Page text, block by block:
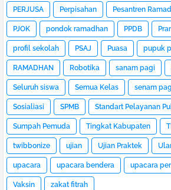
PERJUSA Perpisahan Pesantren
PJOK pondok ramadhan PPDB
profil sekolah PSAJ Puasa pupuk
RAMADHAN Robotika sanam pagi
Seluruh siswa Semua Kelas senam
Sosialiasi SPMB Standart Pelayanan
Sumpah Pemuda Tingkat Kabupaten
twibbonize ujian Ujian Praktek
upacara upacara bendera upacara
Vaksin zakat fitrah